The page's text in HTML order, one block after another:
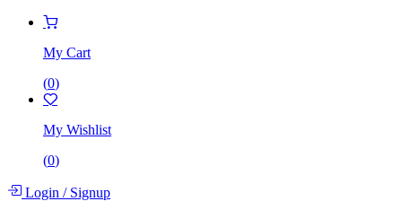
My Cart
(0)
My Wishlist
(0)
Login /Signup